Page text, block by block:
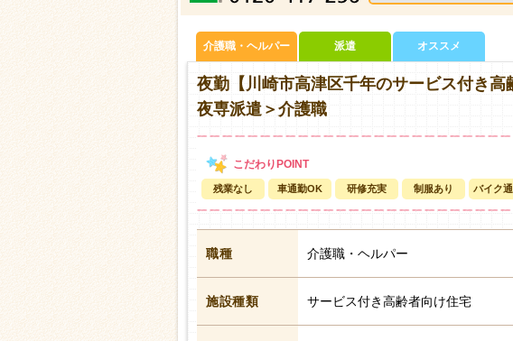
介護職・ヘルパー 派遣 オススメ
夜勤【川崎市高津区千年のサービス付き
夜専派遣＞介護職
残業なし 車通勤OK 研修充実 制服あり バイク
職種 介護職・ヘルパー
施設種類 サービス付き高齢者向け住宅